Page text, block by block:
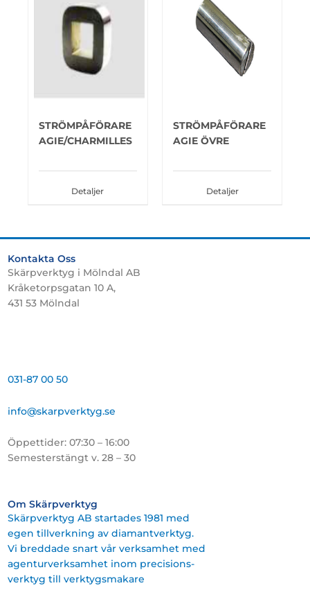
STRÖMPÅFÖRARE
AGIE/CHARMILLES
Detaljer
STRÖMPÅFÖRARE
AGIE ÖVRE
Detaljer
Kontakta Oss
Skärpverktyg i Mölndal AB
Kråketorpsgatan 10 A,
431 53 Mölndal
031-87 00 50
info@skarpverktyg.se
Öppettider: 07:30 – 16:00
Semesterstängt v. 28 – 30
Om Skärpverktyg
Skärpverktyg AB startades 1981 med
egen tillverkning av diamantverktyg.
Vi breddade snart vår verksamhet med
agenturverksamhet inom precisions-
verktyg till verktygsmakare